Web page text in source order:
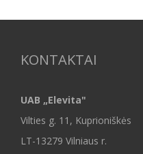
KONTAKTAI
UAB „Elevita"
Vilties g. 11, Kuprioniškės
LT-13279 Vilniaus r.